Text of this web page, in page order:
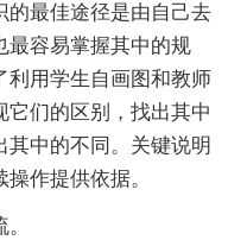
的最佳途径是由自己去
最容易掌握其中的规
利用学生自画图和教师
们的区别，找出其中
其中的不同。关键说明
作提供依据。